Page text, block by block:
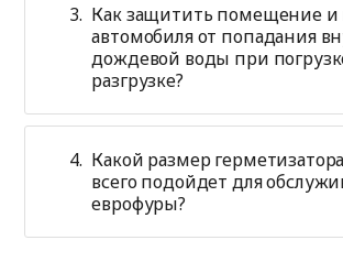
Как защитить помещение и
автомобиля от попадания
дождевой воды при
разгрузке?
Какой размер
всего подойдет для
еврофуры?